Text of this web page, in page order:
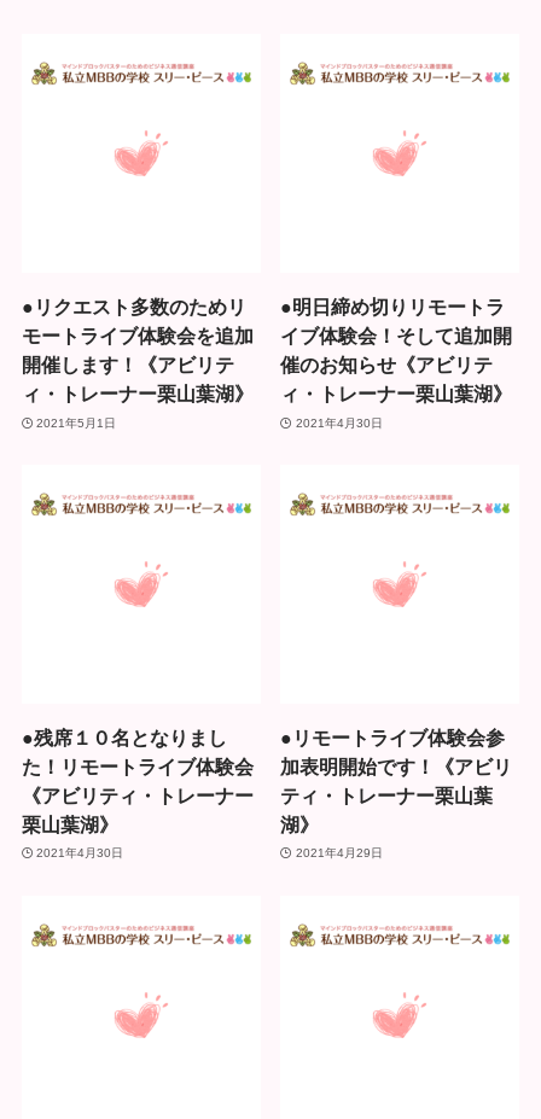
●リクエスト多数のためリ
モートライブ体験会を追加
開催します！《アビリテ
ィ・トレーナー栗山葉湖》
2021年5月1日
●明日締め切りリモートラ
イブ体験会！そして追加開
催のお知らせ《アビリテ
ィ・トレーナー栗山葉湖》
2021年4月30日
●残席１０名となりまし
た！リモートライブ体験会
《アビリティ・トレーナー
栗山葉湖》
2021年4月30日
●リモートライブ体験会参
加表明開始です！《アビリ
ティ・トレーナー栗山葉
湖》
2021年4月29日